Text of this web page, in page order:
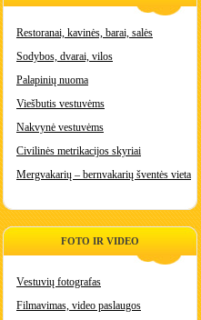
Restoranai, kavinės, barai, salės
Sodybos, dvarai, vilos
Palapinių nuoma
Viešbutis vestuvėms
Nakvynė vestuvėms
Civilinės metrikacijos skyriai
Mergvakarių – bernvakarių šventės vieta
FOTO IR VIDEO
Vestuvių fotografas
Filmavimas, video paslaugos